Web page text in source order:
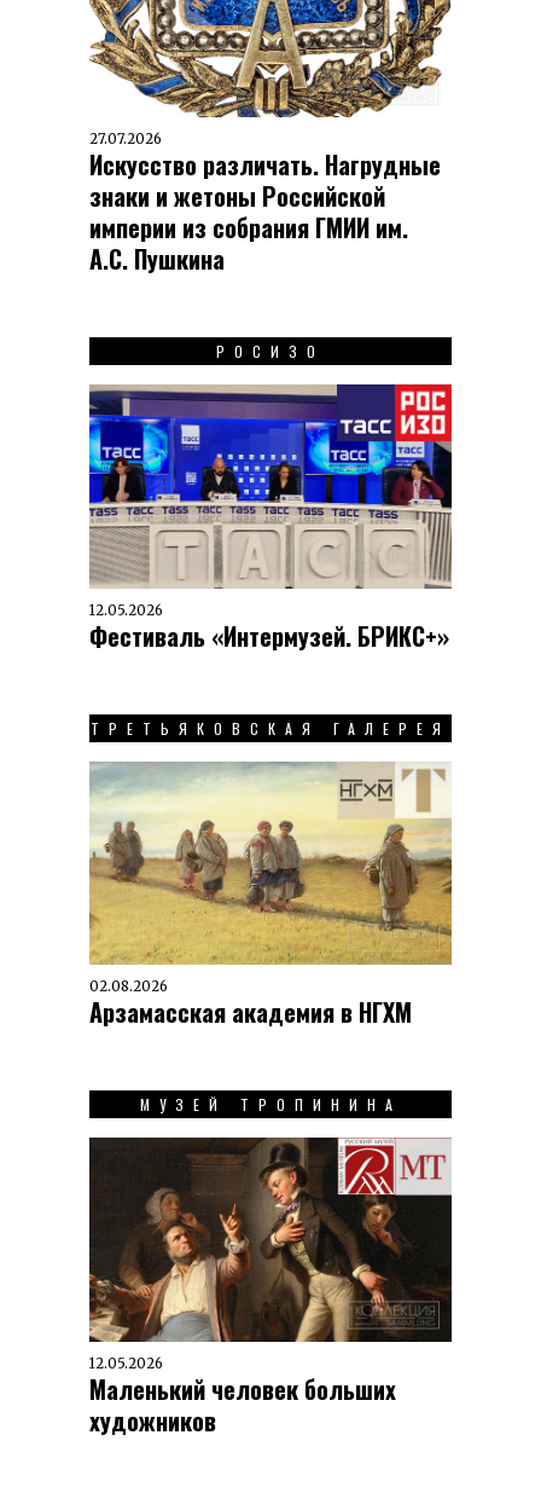
27.07.2026
Искусство различать. Нагрудные
знаки и жетоны Российской
империи из собрания ГМИИ им.
А.С. Пушкина
РОСИЗО
12.05.2026
Фестиваль «Интермузей. БРИКС+»
ТРЕТЬЯКОВСКАЯ ГАЛЕРЕЯ
02.08.2026
Арзамасская академия в НГХМ
МУЗЕЙ ТРОПИНИНА
12.05.2026
Маленький человек больших
художников